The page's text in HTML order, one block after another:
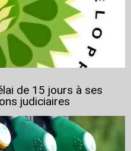
de 15 jours à ses
judiciaires